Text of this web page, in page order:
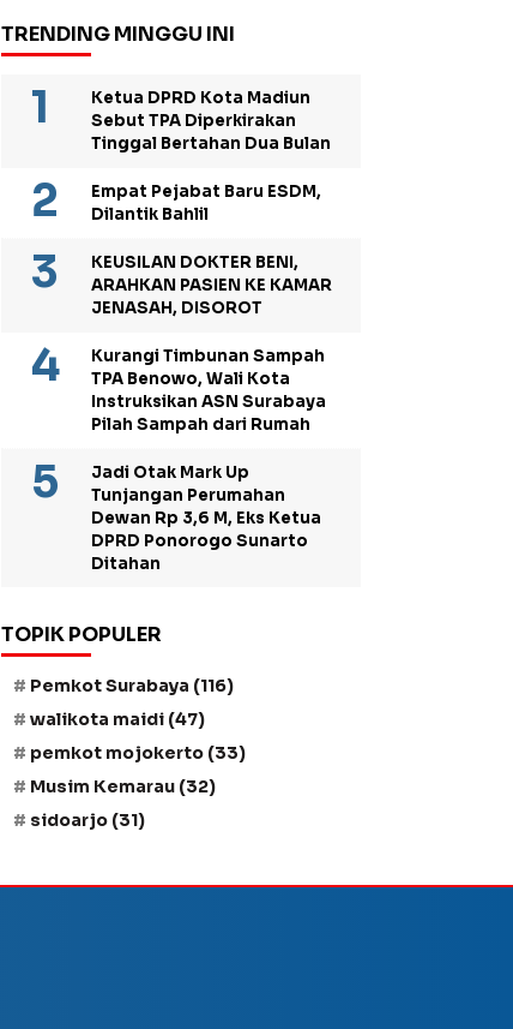
TRENDING MINGGU INI
Ketua DPRD Kota Madiun
Sebut TPA Diperkirakan
Tinggal Bertahan Dua Bulan
Empat Pejabat Baru ESDM,
Dilantik Bahlil
KEUSILAN DOKTER BENI,
ARAHKAN PASIEN KE KAMAR
JENASAH, DISOROT
Kurangi Timbunan Sampah
TPA Benowo, Wali Kota
Instruksikan ASN Surabaya
Pilah Sampah dari Rumah
Jadi Otak Mark Up
Tunjangan Perumahan
Dewan Rp 3,6 M, Eks Ketua
DPRD Ponorogo Sunarto
Ditahan
TOPIK POPULER
Pemkot Surabaya (116)
walikota maidi (47)
pemkot mojokerto (33)
Musim Kemarau (32)
sidoarjo (31)